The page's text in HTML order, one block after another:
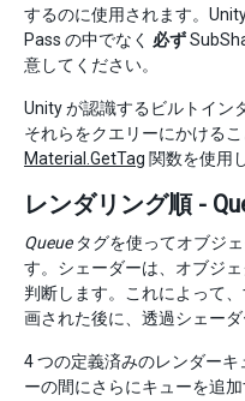
するのに使用されます。
Pass の中でなく 必ず
意してください。
Unity が認識するビルトイン
それらをクエリーにかける
Material.GetTag 関数を使用
レンダリング順 -
Queueタグを使ってオブジ
す。シェーダーは、オブジ
判断します。これによって
画された後に、透過シェー
4 つの定義済みのレンダー
ーの間にさらにキューを追